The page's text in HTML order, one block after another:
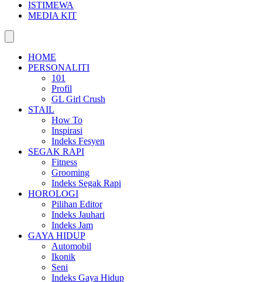
ISTIMEWA
MEDIA KIT
HOME
PERSONALITI
101
Profil
GL Girl Crush
STAIL
How To
Inspirasi
Indeks Fesyen
SEGAK RAPI
Fitness
Grooming
Indeks Segak Rapi
HOROLOGI
Pilihan Editor
Indeks Jauhari
Indeks Jam
GAYA HIDUP
Automobil
Ikonik
Seni
Indeks Gaya Hidup